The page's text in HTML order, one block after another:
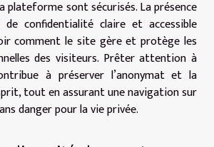
plateforme sont sécurisés. La présence
de confidentialité claire et accessible
comment le site gère et protège les
des visiteurs. Prêter attention à
à préserver l’anonymat et la
tout en assurant une navigation sur
danger pour la vie privée.